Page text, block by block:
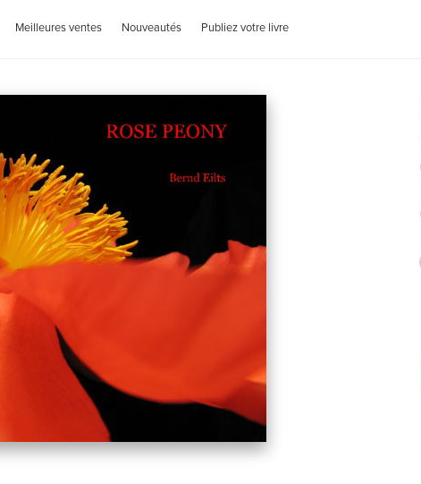
Meilleures ventes Nouveautés Publiez votre livre